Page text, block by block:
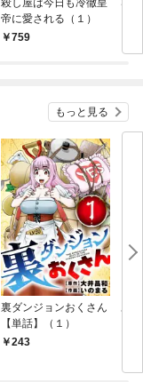
殺し屋は今日も冷徹皇
帝に愛される（１）
759
もっと見る
裏ダンジョンおくさん
【単話】（１）
243
あ